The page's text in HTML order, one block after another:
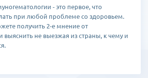
- это первое, что
при любой проблеме со здоровьем.
получить 2-е мнение от
выяснить не выезжая из страны, к чему и